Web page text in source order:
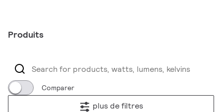
Produits
Comparer
plus de filtres